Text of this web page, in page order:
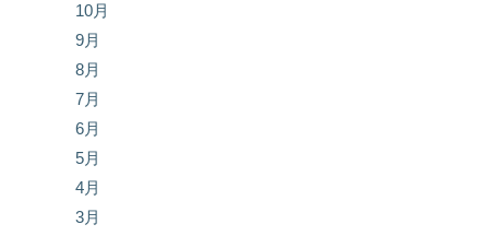
10月
9月
8月
7月
6月
5月
4月
3月